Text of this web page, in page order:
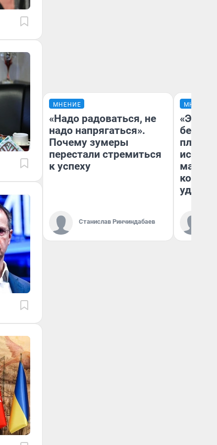
МНЕНИЕ
«Надо радоваться, не
надо напрягаться».
Почему зумеры
перестали стремиться
к успеху
Станислав Ринчиндабаев
МНЕНИЕ
«Это